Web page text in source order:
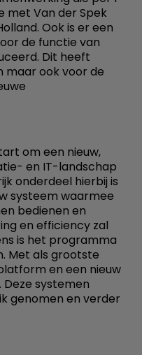
met Van der Spek
Ook is er een
de functie van
Dit heeft
maar ook voor de
om een nieuw,
en IT-landschap
onderdeel hierbij is
systeem waarmee
bedienen en
en efficiency zal
is het programma
Met als grootste
en een nieuw
systemen
genomen en verder